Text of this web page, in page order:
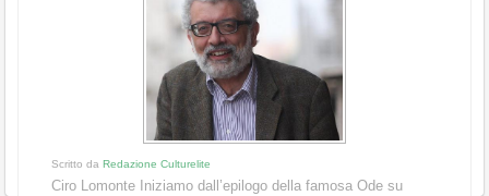
Scritto da Redazione Culturelite
Ciro Lomonte Iniziamo dall’epilogo della famosa Ode su